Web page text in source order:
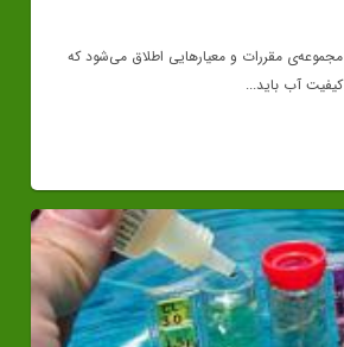
مجموعه‌ی مقررات و معیارهایی اطلاق می‌شود که
آب باید...